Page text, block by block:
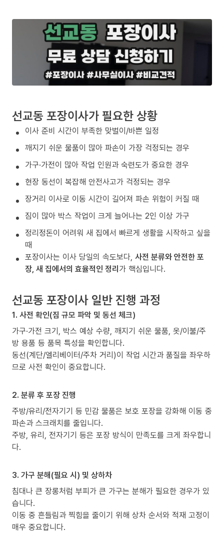
선교동 포장이사가 필요한 상황
이사 준비 시간이 부족한 맞벌이/바쁜 일정
깨지기 쉬운 물품이 많아 파손이 가장 걱정되는 경우
가구·가전이 많아 작업 인원과 숙련도가 중요한 경우
현장 동선이 복잡해 안전사고가 걱정되는 경우
장거리 이사로 이동 시간이 길어져 파손 위험이 커질 때
짐이 많아 박스 작업이 크게 늘어나는 2인 이상 가구
정리정돈이 어려워 새 집에서 빠르게 생활을 시작하고 싶을
때
포장이사는 이사 당일의 속도보다, 사전 분류와 안전한 포
장, 새 집에서의 효율적인 정리가 핵심입니다.
선교동 포장이사 일반 진행 과정
1. 사전 확인(짐 규모 파악 및 동선 체크)
가구·가전 크기, 박스 예상 수량, 깨지기 쉬운 물품, 옷/이불/주
방 용품 등 품목 특성을 확인합니다.
동선(계단/엘리베이터/주차 거리)이 작업 시간과 품질을 좌우하
므로 사전 확인이 중요합니다.
2. 분류 후 포장 진행
주방/유리/전자기기 등 민감 물품은 보호 포장을 강화해 이동 중
파손과 스크래치를 줄입니다.
주방, 유리, 전자기기 등은 포장 방식이 만족도를 크게 좌우합니
다.
3. 가구 분해(필요 시) 및 상하차
침대나 큰 장롱처럼 부피가 큰 가구는 분해가 필요한 경우가 있
습니다.
이동 중 흔들림과 찍힘을 줄이기 위해 상차 순서와 적재 고정이
매우 중요합니다.